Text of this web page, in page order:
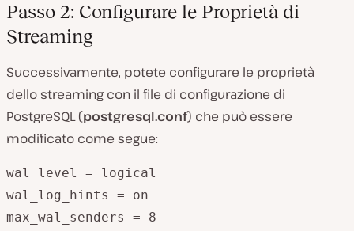
Passo 2: Configurare le Proprietà di
Streaming
Successivamente, potete configurare le proprietà
dello streaming con il file di configurazione di
PostgreSQL (postgresql.conf) che può essere
modificato come segue:
wal_level = logical
wal_log_hints = on
max_wal_senders = 8